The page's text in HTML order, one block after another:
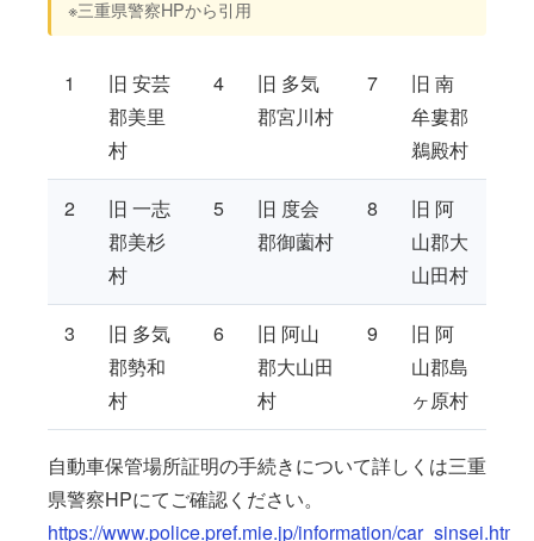
※三重県警察HPから引用
1
旧 安芸
郡美里
村
4
旧 多気
郡宮川村
7
旧 南
牟婁郡
鵜殿村
2
旧 一志
郡美杉
村
5
旧 度会
郡御薗村
8
旧 阿
山郡大
山田村
3
旧 多気
郡勢和
村
6
旧 阿山
郡大山田
村
9
旧 阿
山郡島
ヶ原村
自動車保管場所証明の手続きについて詳しくは三重
県警察HPにてご確認ください。
https://www.police.pref.mie.jp/information/car_sinsei.html